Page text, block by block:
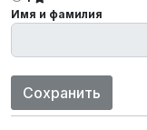
Имя и фамилия
Сохранить